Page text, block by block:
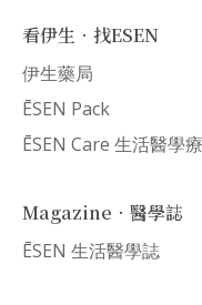
看伊生．找ESEN
伊生藥局
ĒSEN Pack
ĒSEN Care 生活醫學
Magazine．醫學誌
ĒSEN 生活醫學誌